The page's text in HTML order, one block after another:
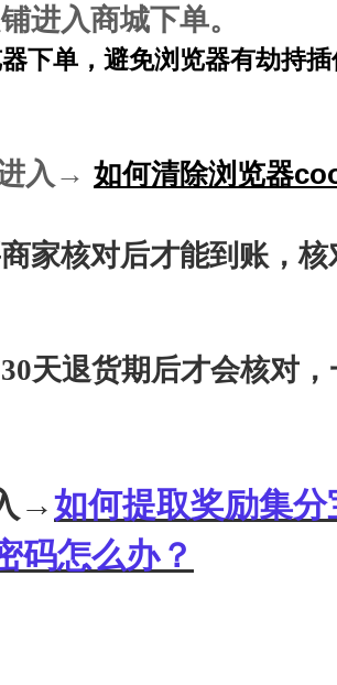
进入商城下单。
器下单，避免浏览器有劫持
入→ 如何清除浏览器
家核对后才能到账，
天退货期后才会核对
→如何提取奖励集
码怎么办？